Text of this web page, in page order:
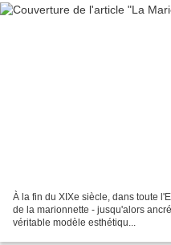
À la fin du XIXe siècle, dans toute
de la marionnette - jusqu'alors
véritable modèle esthétiqu...